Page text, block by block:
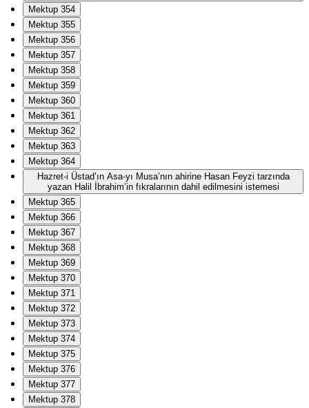
Mektup 354
Mektup 355
Mektup 356
Mektup 357
Mektup 358
Mektup 359
Mektup 360
Mektup 361
Mektup 362
Mektup 363
Mektup 364
Hazret-i Üstad’ın Asa-yı Musa’nın ahirine Hasan Feyzi tarzında
yazan Halil İbrahim’in fıkralarının dahil edilmesini istemesi
Mektup 365
Mektup 366
Mektup 367
Mektup 368
Mektup 369
Mektup 370
Mektup 371
Mektup 372
Mektup 373
Mektup 374
Mektup 375
Mektup 376
Mektup 377
Mektup 378